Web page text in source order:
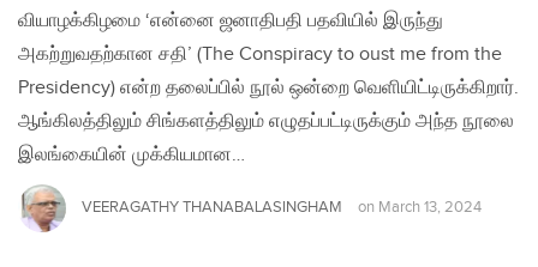
வியாழக்கிழமை ‘என்னை ஜனாதிபதி பதவியில் இருந்து
அகற்றுவதற்கான சதி’ (The Conspiracy to oust me from the
Presidency) என்ற தலைப்பில் நூல் ஒன்றை வெளியிட்டிருக்கிறார்.
ஆங்கிலத்திலும் சிங்களத்திலும் எழுதப்பட்டிருக்கும் அந்த நூலை
இலங்கையின் முக்கியமான…
VEERAGATHY THANABALASINGHAM on March 13, 2024